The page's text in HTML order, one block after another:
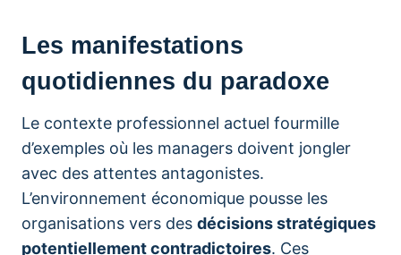
Les manifestations
quotidiennes du paradoxe
Le contexte professionnel actuel fourmille
d’exemples où les managers doivent jongler
avec des attentes antagonistes.
L’environnement économique pousse les
organisations vers des décisions stratégiques
potentiellement contradictoires. Ces